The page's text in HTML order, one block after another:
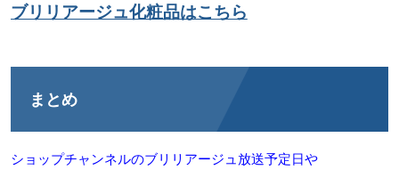
ブリリアージュ化粧品はこちら
まとめ
ショップチャンネルのブリリアージュ放送予定日や